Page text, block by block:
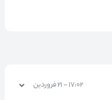
۱۷:۰۲ - ۲۱ فروردین